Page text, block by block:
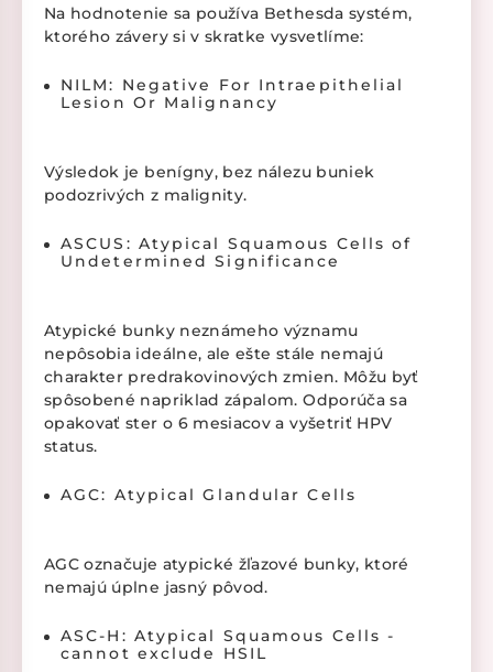
Na hodnotenie sa používa Bethesda systém,
ktorého závery si v skratke vysvetlíme:
NILM: Negative For Intraepithelial
Lesion Or Malignancy
Výsledok je benígny, bez nálezu buniek
podozrivých z malignity.
ASCUS: Atypical Squamous Cells of
Undetermined Significance
Atypické bunky neznámeho významu
nepôsobia ideálne, ale ešte stále nemajú
charakter predrakovinových zmien. Môžu byť
spôsobené napriklad zápalom. Odporúča sa
opakovať ster o 6 mesiacov a vyšetriť HPV
status.
AGC: Atypical Glandular Cells
AGC označuje atypické žľazové bunky, ktoré
nemajú úplne jasný pôvod.
ASC-H: Atypical Squamous Cells -
cannot exclude HSIL